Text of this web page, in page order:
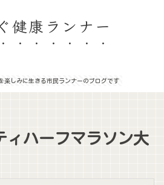
健康ランナー
楽しみに生きる市民ランナーのブログです
ィハーフマラソン大